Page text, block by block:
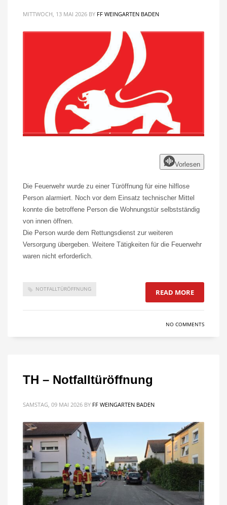
MITTWOCH, 13 MAI 2026 BY FF WEINGARTEN BADEN
Vorlesen
Die Feuerwehr wurde zu einer Türöffnung für eine hilflose
Person alarmiert. Noch vor dem Einsatz technischer Mittel
konnte die betroffene Person die Wohnungstür selbstständig
von innen öffnen.
Die Person wurde dem Rettungsdienst zur weiteren
Versorgung übergeben. Weitere Tätigkeiten für die Feuerwehr
waren nicht erforderlich.
NOTFALLTÜRÖFFNUNG READ MORE
NO COMMENTS
TH – Notfalltüröffnung
SAMSTAG, 09 MAI 2026 BY FF WEINGARTEN BADEN